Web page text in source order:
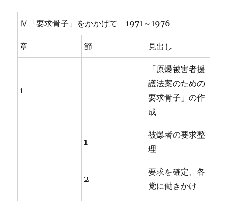
Ⅳ「要求骨子」をかかげて 1971～1976
章 節 見出し
1
「原爆被害者援
護法案のための
要求骨子」の作
成
1
被爆者の要求整
理
2
要求を確定、各
党に働きかけ